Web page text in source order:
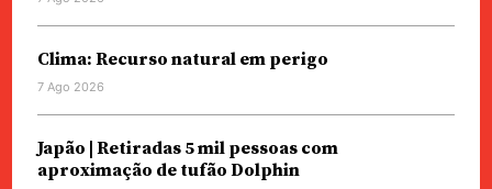
Clima: Recurso natural em perigo
7 Ago 2026
Japão | Retiradas 5 mil pessoas com
aproximação de tufão Dolphin